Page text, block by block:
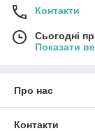
Контакти
Сьогодні
Показати
Про нас
Контакти